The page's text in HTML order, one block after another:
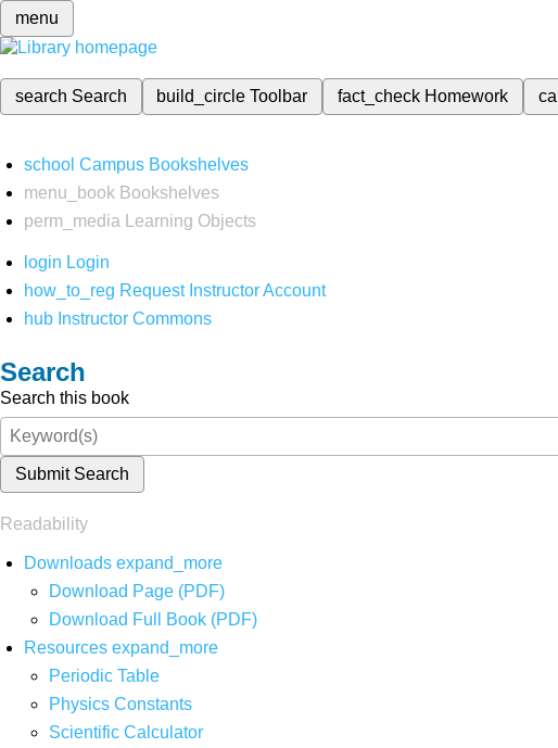
menu
search Search build_circleToolbar fact_check Homework
school Campus Bookshelves
menu_book Bookshelves
perm_media
Learning Objects
login Login
how_to_reg Request Instructor Account
hub Instructor Commons
Search
Search this book
Submit Search
Readability
Downloads expand_more
Download Page (PDF)
Download Full Book (PDF)
Resources expand_more
Periodic Table
Physics Constants
Scientific Calculator